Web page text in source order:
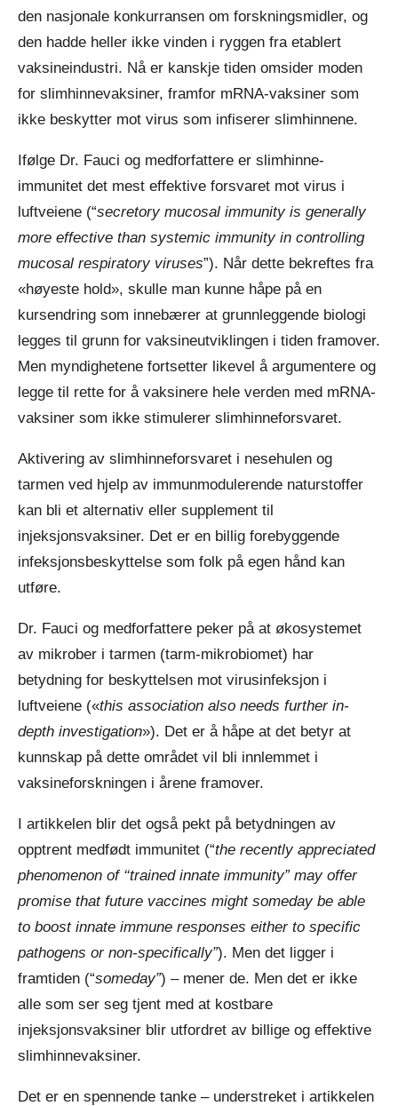
den nasjonale konkurransen om forskningsmidler, og
den hadde heller ikke vinden i ryggen fra etablert
vaksineindustri. Nå er kanskje tiden omsider moden
for slimhinnevaksiner, framfor mRNA-vaksiner som
ikke beskytter mot virus som infiserer slimhinnene.
Ifølge Dr. Fauci og medforfattere er slimhinne-
immunitet det mest effektive forsvaret mot virus i
luftveiene (“secretory mucosal immunity is generally
more effective than systemic immunity in controlling
mucosal respiratory viruses”). Når dette bekreftes fra
«høyeste hold», skulle man kunne håpe på en
kursendring som innebærer at grunnleggende biologi
legges til grunn for vaksineutviklingen i tiden framover.
Men myndighetene fortsetter likevel å argumentere og
legge til rette for å vaksinere hele verden med mRNA-
vaksiner som ikke stimulerer slimhinneforsvaret.
Aktivering av slimhinneforsvaret i nesehulen og
tarmen ved hjelp av immunmodulerende naturstoffer
kan bli et alternativ eller supplement til
injeksjonsvaksiner. Det er en billig forebyggende
infeksjonsbeskyttelse som folk på egen hånd kan
utføre.
Dr. Fauci og medforfattere peker på at økosystemet
av mikrober i tarmen (tarm-mikrobiomet) har
betydning for beskyttelsen mot virusinfeksjon i
luftveiene («this association also needs further in-
depth investigation»). Det er å håpe at det betyr at
kunnskap på dette området vil bli innlemmet i
vaksineforskningen i årene framover.
I artikkelen blir det også pekt på betydningen av
opptrent medfødt immunitet (“the recently appreciated
phenomenon of ‘‘trained innate immunity” may offer
promise that future vaccines might someday be able
to boost innate immune responses either to specific
pathogens or non-specifically”). Men det ligger i
framtiden (“someday”) – mener de. Men det er ikke
alle som ser seg tjent med at kostbare
injeksjonsvaksiner blir utfordret av billige og effektive
slimhinnevaksiner.
Det er en spennende tanke – understreket i artikkelen